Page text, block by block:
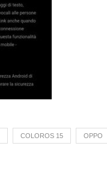
COLOROS 15 OPPO